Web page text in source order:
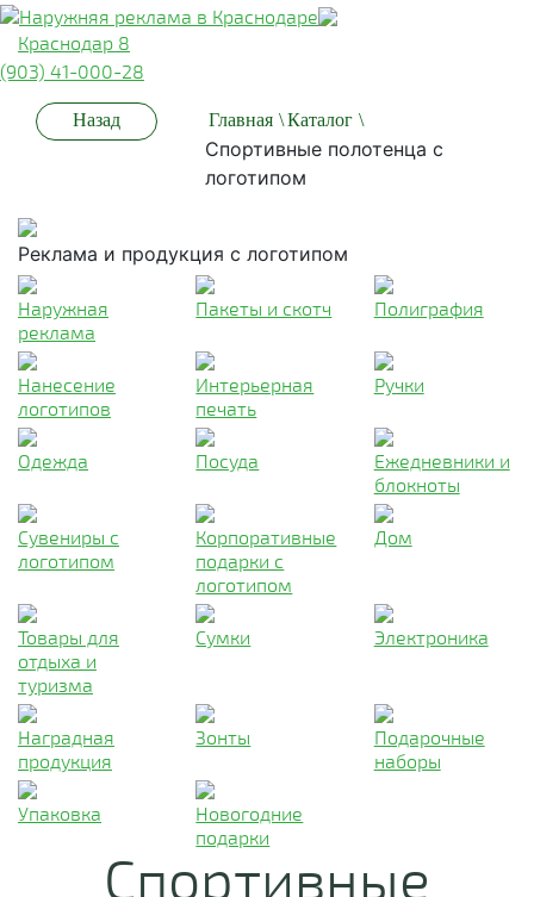
Краснодар 8
(903) 41-000-28
Назад Главная \Каталог \
Спортивные полотенца с
логотипом
Реклама и продукция с логотипом
Наружная
реклама
Пакеты и скотч Полиграфия
Нанесение
логотипов
Интерьерная
печать
Ручки
Одежда Посуда
Ежедневники и
блокноты
Сувениры с
логотипом
Корпоративные
подарки с
логотипом
Дом
Товары для
отдыха и
туризма
Сумки Электроника
Наградная
продукция
Зонты
Подарочные
наборы
Упаковка
Новогодние
подарки
Спортивные